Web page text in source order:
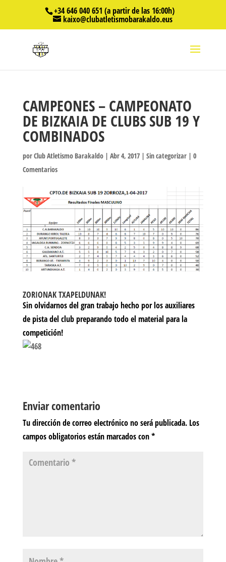
+34 646 040 651 (a partir de las 16:00h)
kaixo@clubatletismobarakaldo.eus
CAMPEONES – CAMPEONATO
DE BIZKAIA DE CLUBS SUB 19 Y
COMBINADOS
porClub Atletismo Barakaldo| Abr 4, 2017| Sin categorizar| 0
Comentarios
ZORIONAK TXAPELDUNAK!
Sin olvidarnos del gran trabajo hecho por los auxiliares
de pista del club preparando todo el material para la
competición!
Enviar comentario
Tu dirección de correo electrónico no será publicada. Los
campos obligatorios están marcados con*